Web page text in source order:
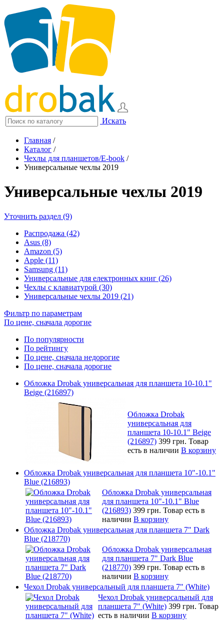
Искать
Главная /
Каталог /
Чехлы для планшетов/E-book /
Универсальные чехлы 2019
Универсальные чехлы 2019
Уточнить раздел (9)
Распродажа (42)
Asus (8)
Amazon (5)
Apple (11)
Samsung (11)
Универсальные для електронных книг (26)
Чехлы с клавиатурой (30)
Универсальные чехлы 2019 (21)
Фильтр по параметрам
По цене, сначала дорогие
По популярности
По рейтингу
По цене, сначала недорогие
По цене, сначала дорогие
Обложка Drobak универсальная для планшета 10-10.1"
Beige (216897)
Обложка Drobak
универсальная для
планшета 10-10.1" Beige
(216897) 399 грн. Товар
есть в наличии В корзину
Обложка Drobak универсальная для планшета 10"-10.1"
Blue (216893)
Обложка Drobak универсальная
для планшета 10"-10.1" Blue
(216893) 399 грн. Товар есть в
наличии В корзину
Обложка Drobak универсальная для планшета 7" Dark
Blue (218770)
Обложка Drobak универсальная
для планшета 7" Dark Blue
(218770) 399 грн. Товар есть в
наличии В корзину
Чехол Drobak универсальный для планшета 7" (White)
Чехол Drobak универсальный для
планшета 7" (White) 399 грн. Товар
есть в наличии В корзину